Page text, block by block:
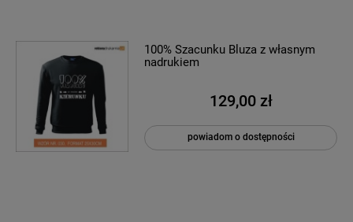
100% Szacunku Bluza z własnym
nadrukiem
129,00 zł
powiadom o dostępności